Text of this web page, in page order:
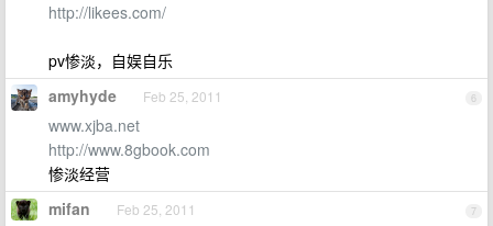
http://likees.com/
pv惨淡，自娱自乐
6
amyhyde Feb 25, 2011
www.xjba.net
http://www.8gbook.com
惨淡经营
7
mifan Feb 25, 2011